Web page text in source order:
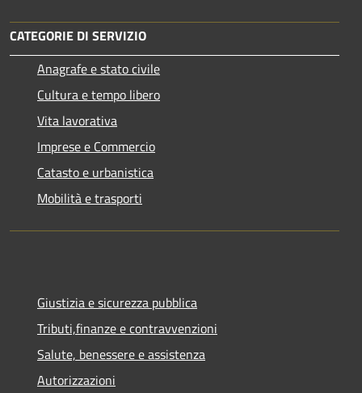
CATEGORIE DI SERVIZIO
Anagrafe e stato civile
Cultura e tempo libero
Vita lavorativa
Imprese e Commercio
Catasto e urbanistica
Mobilità e trasporti
Giustizia e sicurezza pubblica
Tributi,finanze e contravvenzioni
Salute, benessere e assistenza
Autorizzazioni